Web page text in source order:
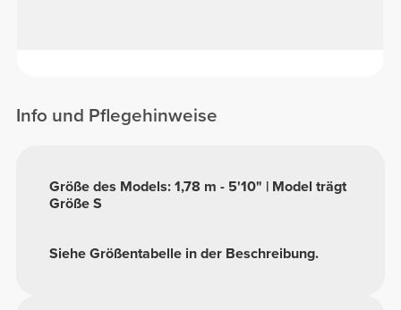
Info und Pflegehinweise
Siehe Größentabelle in der Beschreibung.
Größe des Models: 1,78 m - 5'10" | Model trägt
Größe S